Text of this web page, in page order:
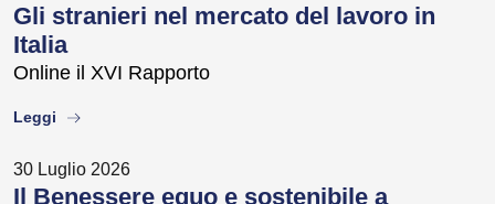
Gli stranieri nel mercato del lavoro in
Italia
Online il XVI Rapporto
Leggi about
30 Luglio 2026
Il Benessere equo e sostenibile a